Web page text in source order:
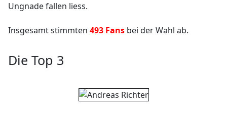
Ungnade fallen liess.
Insgesamt stimmten 493 Fans bei der Wahl ab.
Die Top 3